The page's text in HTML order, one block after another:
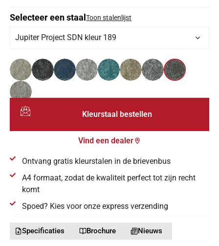
Specificaties Brochure Nieuws
Selecteer een staal Toon stalenlijst
Jupiter Project SDN kleur 189
Vind een dealer
Ontvang gratis kleurstalen in de brievenbus
A4 formaat, zodat de kwaliteit perfect tot zijn recht
komt
Spoed? Kies voor onze express verzending